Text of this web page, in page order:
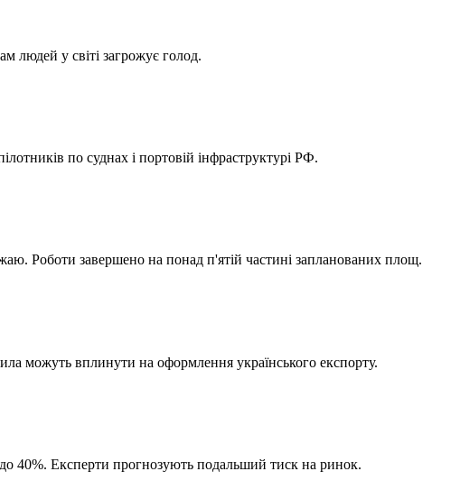
людей у світі загрожує голод.
по суднах і портовій інфраструктурі РФ.
Роботи завершено на понад п'ятій частині запланованих площ.
можуть вплинути на оформлення українського експорту.
до 40%. Експерти прогнозують подальший тиск на ринок.